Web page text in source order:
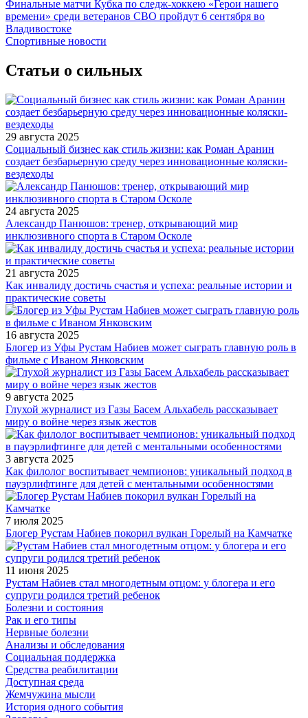
Финальные матчи Кубка по следж-хоккею «Герои нашего
времени» среди ветеранов СВО пройдут 6 сентября во
Владивостоке
Спортивные новости
Статьи о сильных
29 августа 2025
Социальный бизнес как стиль жизни: как Роман Аранин
создает безбарьерную среду через инновационные коляски-
вездеходы
24 августа 2025
Александр Панюшов: тренер, открывающий мир
инклюзивного спорта в Старом Осколе
21 августа 2025
Как инвалиду достичь счастья и успеха: реальные истории и
практические советы
16 августа 2025
Блогер из Уфы Рустам Набиев может сыграть главную роль в
фильме с Иваном Янковским
9 августа 2025
Глухой журналист из Газы Басем Альхабель рассказывает
миру о войне через язык жестов
3 августа 2025
Как филолог воспитывает чемпионов: уникальный подход в
пауэрлифтинге для детей с ментальными особенностями
7 июля 2025
Блогер Рустам Набиев покорил вулкан Горелый на Камчатке
11 июня 2025
Рустам Набиев стал многодетным отцом: у блогера и его
супруги родился третий ребенок
Болезни и состояния
Рак и его типы
Нервные болезни
Анализы и обследования
Социальная поддержка
Средства реабилитации
Доступная среда
Жемчужина мысли
История одного события